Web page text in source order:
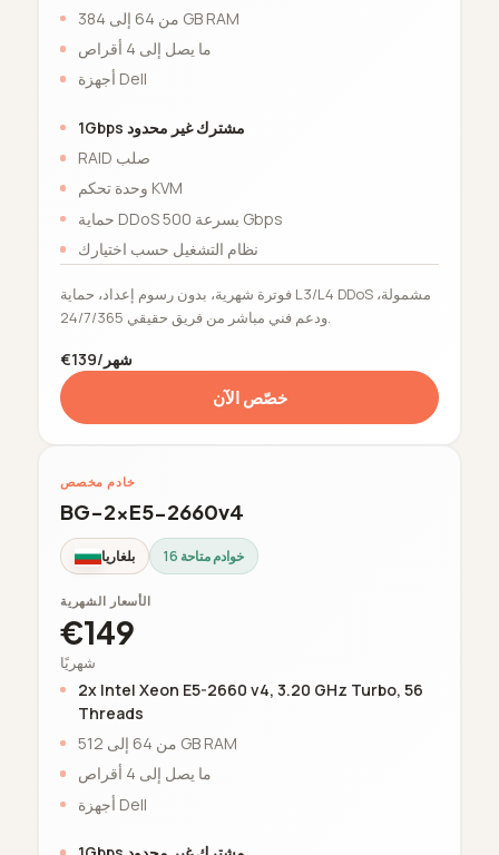
من 64 إلى 384 GB RAM
ما يصل إلى 4 أقراص
أجهزة Dell
1Gbps مشترك غير محدود
RAID صلب
وحدة تحكم KVM
حماية DDoS بسرعة 500 Gbps
نظام التشغيل حسب اختيارك
فوترة شهرية، بدون رسوم إعداد، حماية L3/L4 DDoS مشمولة،
ودعم فني مباشر من فريق حقيقي 24/7/365.
€139/شهر
خصّص الآن
خادم مخصص
BG-2xE5-2660v4
بلغاريا 16 خوادم متاحة
الأسعار الشهرية
€149
شهريًا
2x Intel Xeon E5-2660 v4, 3.20 GHz Turbo, 56
Threads
من 64 إلى 512 GB RAM
ما يصل إلى 4 أقراص
أجهزة Dell